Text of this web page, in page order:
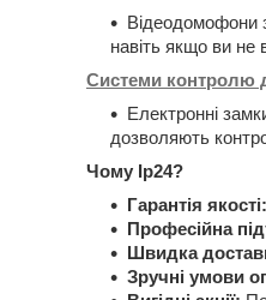
Відеодомофони
навіть якщо ви не
Системи контролю
Електронні
дозволяють
Чому Ip24?
Гарантія якості:
Професійна
Швидка
Зручні умови